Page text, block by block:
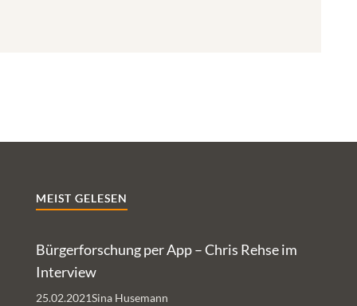
MEIST GELESEN
Bürgerforschung per App – Chris Rehse im
Interview
Sina Husemann
25.02.2021